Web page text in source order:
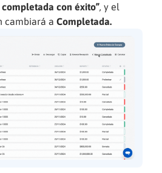
con éxito” y el
cambiará a Completada.